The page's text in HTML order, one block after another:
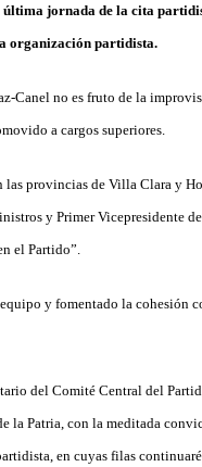
jornada de la cita
organización partidista.
Canel no es fruto de la
a cargos superiores.
las provincias de Villa Clara y
y Primer Vicepresidente
el Partido”.
y fomentado la cohesión
del Comité Central del
la Patria, con la meditada
en cuyas filas